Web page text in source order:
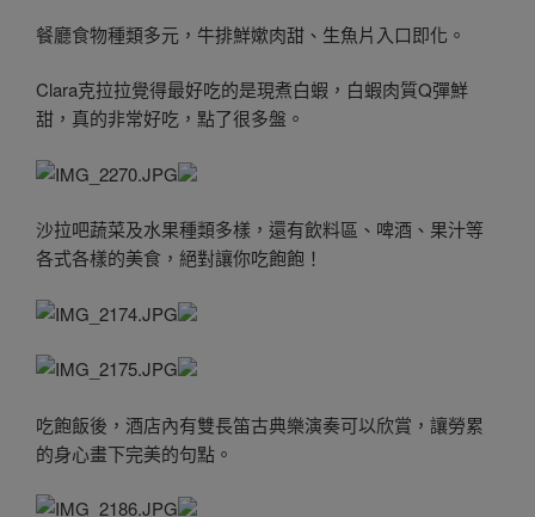
餐廳食物種類多元，牛排鮮嫰肉甜、生魚片入口即化。
Clara克拉拉覺得最好吃的是現煮白蝦，白蝦肉質Q彈鮮
甜，真的非常好吃，點了很多盤。
沙拉吧蔬菜及水果種類多樣，還有飲料區、啤酒、果汁等
各式各樣的美食，絕對讓你吃飽飽！
吃飽飯後，酒店內有雙長笛古典樂演奏可以欣賞，讓勞累
的身心畫下完美的句點。